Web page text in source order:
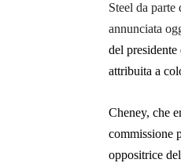
Steel da
annunciata
del presidente
attribuita a
Cheney, che
commissione
oppositrice